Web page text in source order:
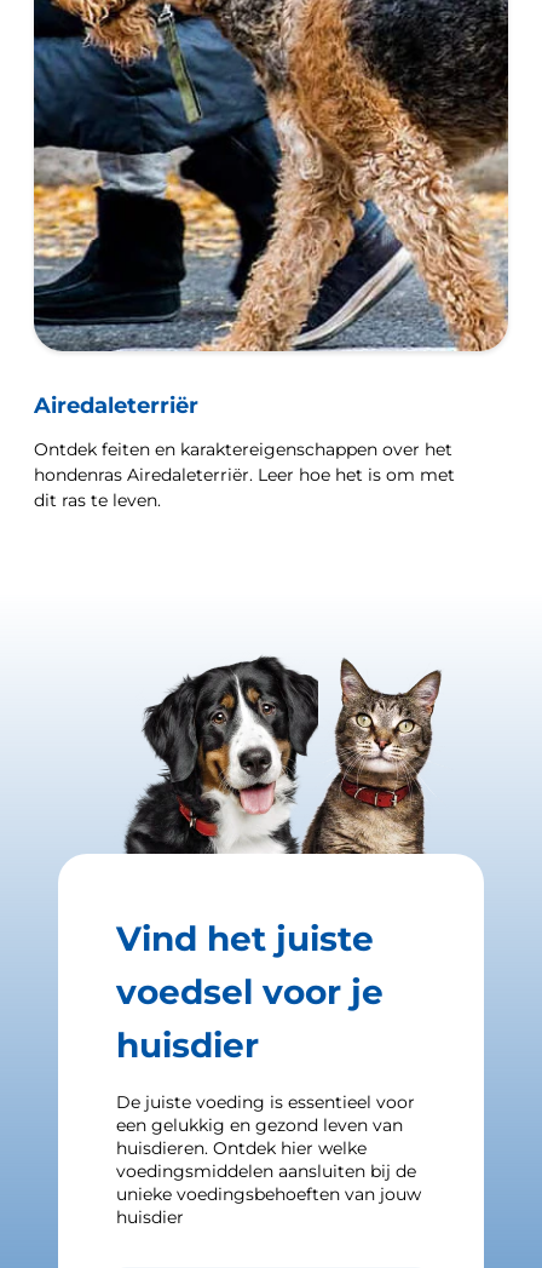
Airedaleterriër
Ontdek feiten en karaktereigenschappen over het
hondenras Airedaleterriër. Leer hoe het is om met
dit ras te leven.
Vind het juiste
voedsel voor je
huisdier
De juiste voeding is essentieel voor
een gelukkig en gezond leven van
huisdieren. Ontdek hier welke
voedingsmiddelen aansluiten bij de
unieke voedingsbehoeften van jouw
huisdier